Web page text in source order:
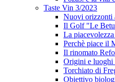
Taste Vin 3/2023
Nuovi orizzonti
Il Golf "Le
La
Perchè piace il
Il rinomato
Origini e luoghi
Torchiato di
Obiettivo